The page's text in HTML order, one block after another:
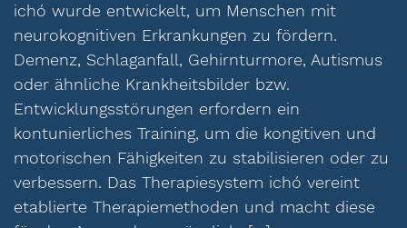
ichó wurde entwickelt, um Menschen mit
neurokognitiven Erkrankungen zu fördern.
Demenz, Schlaganfall, Gehirnturmore, Autismus
oder ähnliche Krankheitsbilder bzw.
Entwicklungsstörungen erfordern ein
kontunierliches Training, um die kongitiven und
motorischen Fähigkeiten zu stabilisieren oder zu
verbessern. Das Therapiesystem ichó vereint
etablierte Therapiemethoden und macht diese